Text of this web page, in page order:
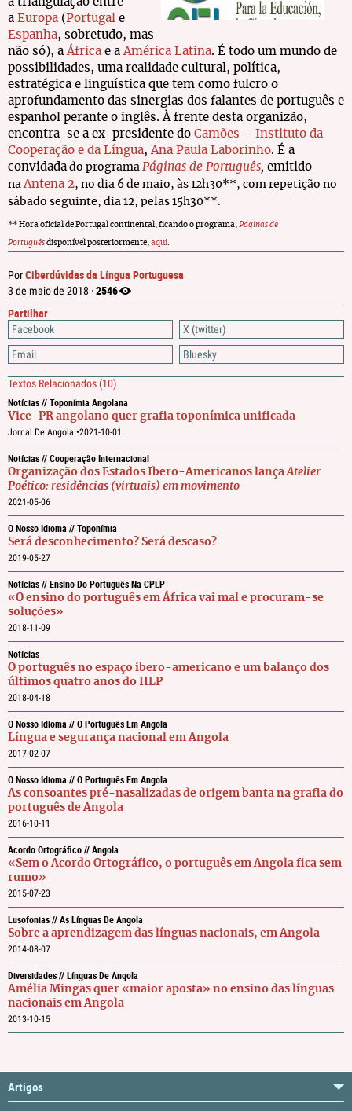
PorCiberdúvidas da Língua Portuguesa
3 de maio de 2018 ·2546
Partilhar
Facebook
X (twitter)
Email
Bluesky
Textos Relacionados (10)
Notícias // Toponímia Angolana
Vice-PR angolano quer grafia toponímica unificada
Jornal De Angola •2021-10-01
Notícias // Cooperação Internacional
Organização dos Estados Ibero-Americanos lançaAtelier
Poético: residências (virtuais) em movimento
2021-05-06
O Nosso Idioma // Toponímia
Será desconhecimento? Será descaso?
2019-05-27
Notícias // Ensino Do Português Na CPLP
«O ensino do português em África vai mal e procuram-se
soluções»
2018-11-09
Notícias
O português no espaço ibero-americano e um balanço dos
últimos quatro anos do IILP
2018-04-18
O Nosso Idioma // O Português Em Angola
Língua e segurança nacional em Angola
2017-02-07
O Nosso Idioma // O Português Em Angola
As consoantes pré-nasalizadas de origem banta na grafia do
português de Angola
2016-10-11
Acordo Ortográfico // Angola
«Sem o Acordo Ortográfico, o português em Angola fica sem
rumo»
2015-07-23
Lusofonias // As Línguas De Angola
Sobre a aprendizagem das línguas nacionais, em Angola
2014-08-07
Diversidades // Línguas De Angola
Amélia Mingas quer «maior aposta» no ensino das línguas
nacionais em Angola
2013-10-15
a Europa (Portugal e
Espanha, sobretudo, mas
não só), aÁfrica e aAmérica Latina. É todo um mundo de
possibilidades, uma realidade cultural, política,
estratégica e linguística que tem como fulcro o
aprofundamento das sinergias dos falantes de português e
espanhol perante o inglês. À frente desta organizão,
encontra-se a ex-presidente do Camões – Instituto da
Cooperação e da Língua,Ana Paula Laborinho. É a
convidada do programa Páginas de Português, emitido
naAntena 2, no dia 6 de maio, às 12h30**, com repetição no
sábado seguinte, dia 12, pelas 15h30**.
** Hora oficial de Portugal continental, ficando o programa, Páginas de
Português disponível posteriormente, aqui.
Artigos